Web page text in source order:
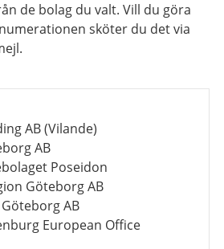
de bolag du valt. Vill du göra
sköter du det via
AB (Vilande)
AB
Poseidon
Göteborg AB
AB
European Office